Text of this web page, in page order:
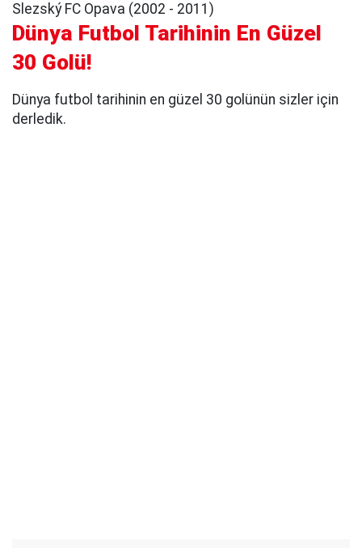
Slezský FC Opava (2002 - 2011)
Dünya Futbol Tarihinin En Güzel
30 Golü!
Dünya futbol tarihinin en güzel 30 golünün sizler için
derledik.